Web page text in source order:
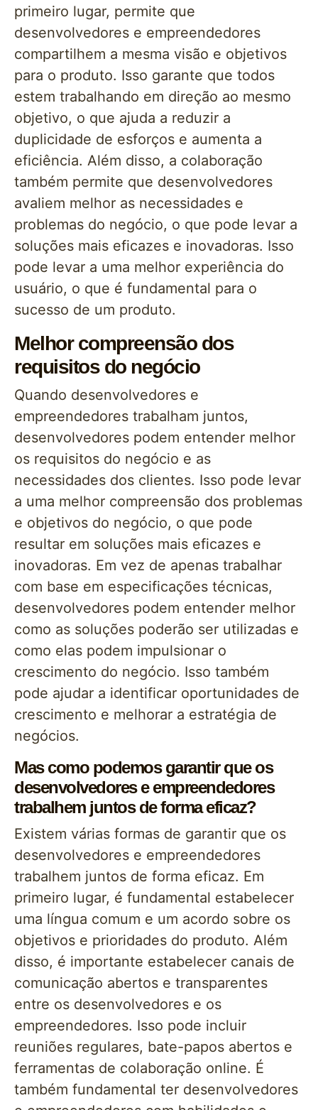
primeiro lugar, permite que
desenvolvedores e empreendedores
compartilhem a mesma visão e objetivos
para o produto. Isso garante que todos
estem trabalhando em direção ao mesmo
objetivo, o que ajuda a reduzir a
duplicidade de esforços e aumenta a
eficiência. Além disso, a colaboração
também permite que desenvolvedores
avaliem melhor as necessidades e
problemas do negócio, o que pode levar a
soluções mais eficazes e inovadoras. Isso
pode levar a uma melhor experiência do
usuário, o que é fundamental para o
sucesso de um produto.
Melhor compreensão dos
requisitos do negócio
Quando desenvolvedores e
empreendedores trabalham juntos,
desenvolvedores podem entender melhor
os requisitos do negócio e as
necessidades dos clientes. Isso pode levar
a uma melhor compreensão dos problemas
e objetivos do negócio, o que pode
resultar em soluções mais eficazes e
inovadoras. Em vez de apenas trabalhar
com base em especificações técnicas,
desenvolvedores podem entender melhor
como as soluções poderão ser utilizadas e
como elas podem impulsionar o
crescimento do negócio. Isso também
pode ajudar a identificar oportunidades de
crescimento e melhorar a estratégia de
negócios.
Mas como podemos garantir que os
desenvolvedores e empreendedores
trabalhem juntos de forma eficaz?
Existem várias formas de garantir que os
desenvolvedores e empreendedores
trabalhem juntos de forma eficaz. Em
primeiro lugar, é fundamental estabelecer
uma língua comum e um acordo sobre os
objetivos e prioridades do produto. Além
disso, é importante estabelecer canais de
comunicação abertos e transparentes
entre os desenvolvedores e os
empreendedores. Isso pode incluir
reuniões regulares, bate-papos abertos e
ferramentas de colaboração online. É
também fundamental ter desenvolvedores